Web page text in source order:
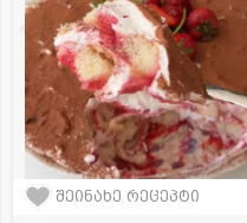
შეინახე რეცეპტი